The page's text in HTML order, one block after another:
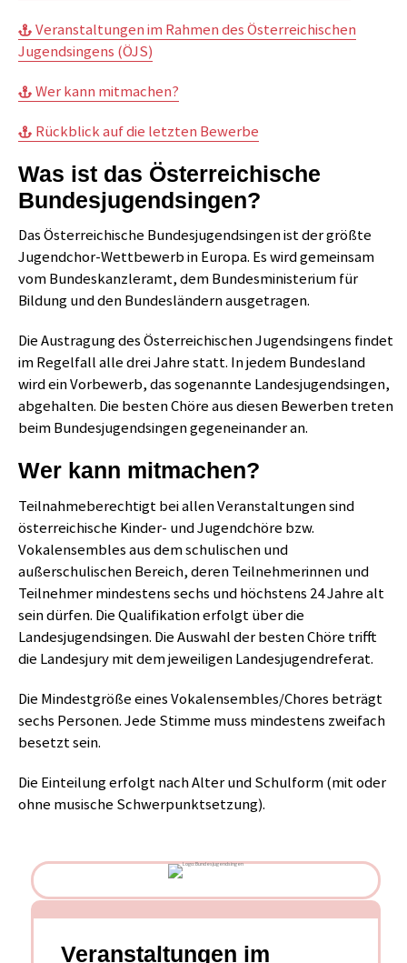
Veranstaltungen im Rahmen des Österreichischen
Jugendsingens (ÖJS)
Wer kann mitmachen?
Rückblick auf die letzten Bewerbe
Was ist das Österreichische
Bundesjugendsingen?
Das Österreichische Bundesjugendsingen ist der größte
Jugendchor-Wettbewerb in Europa. Es wird gemeinsam
vom Bundeskanzleramt, dem Bundesministerium für
Bildung und den Bundesländern ausgetragen.
Die Austragung des Österreichischen Jugendsingens findet
im Regelfall alle drei Jahre statt. In jedem Bundesland
wird ein Vorbewerb, das sogenannte Landesjugendsingen,
abgehalten. Die besten Chöre aus diesen Bewerben treten
beim Bundesjugendsingen gegeneinander an.
Wer kann mitmachen?
Teilnahmeberechtigt bei allen Veranstaltungen sind
österreichische Kinder- und Jugendchöre bzw.
Vokalensembles aus dem schulischen und
außerschulischen Bereich, deren Teilnehmerinnen und
Teilnehmer mindestens sechs und höchstens 24 Jahre alt
sein dürfen. Die Qualifikation erfolgt über die
Landesjugendsingen. Die Auswahl der besten Chöre trifft
die Landesjury mit dem jeweiligen Landesjugendreferat.
Die Mindestgröße eines Vokalensembles/Chores beträgt
sechs Personen. Jede Stimme muss mindestens zweifach
besetzt sein.
Die Einteilung erfolgt nach Alter und Schulform (mit oder
ohne musische Schwerpunktsetzung).
Veranstaltungen im